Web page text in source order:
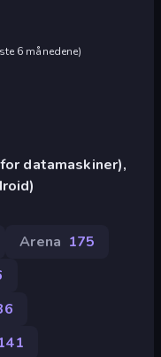
6 månedene)
datamaskiner),
Arena 175